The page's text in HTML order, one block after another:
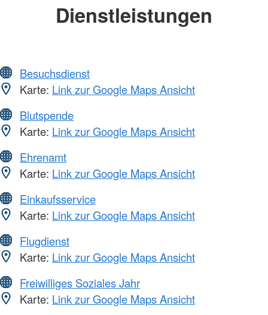
Dienstleistungen
Besuchsdienst
Karte: Link zur Google Maps Ansicht
Blutspende
Karte: Link zur Google Maps Ansicht
Ehrenamt
Karte: Link zur Google Maps Ansicht
Einkaufsservice
Karte: Link zur Google Maps Ansicht
Flugdienst
Karte: Link zur Google Maps Ansicht
Freiwilliges Soziales Jahr
Karte: Link zur Google Maps Ansicht